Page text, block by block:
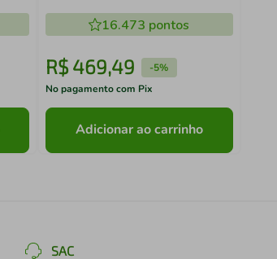
16.473 pontos
R$ 469,49 -5%
No pagamento com Pix
Adicionar ao carrinho
SAC